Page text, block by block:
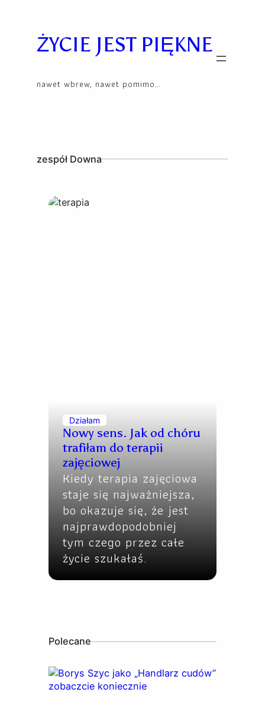
contentŻYCIE JEST PIĘKNE
nawet wbrew, nawet pomimo…
zespół Downa
Działam
Nowy sens. Jak od chóru
trafiłam do terapii
zajęciowej
Kiedy terapia zajęciowa
staje się najważniejsza,
bo okazuje się, że jest
najprawdopodobniej
tym czego przez całe
życie szukałaś.
Polecane